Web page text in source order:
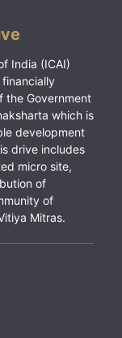
India (ICAI)
the Government
which is
development
drive includes
micro site,
of
of
Mitras.